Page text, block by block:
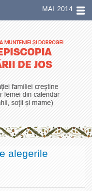
MAI 2014
alegerile